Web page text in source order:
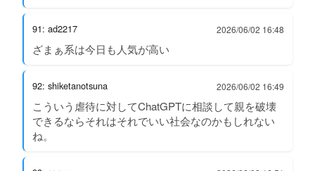
91: ad2217 2026/06/02 16:48
ざまぁ系は今日も人気が高い
92: shiketanotsuna 2026/06/02 16:49
こういう虐待に対してChatGPTに相談して親を破壊
できるならそれはそれでいい社会なのかもしれない
ね。